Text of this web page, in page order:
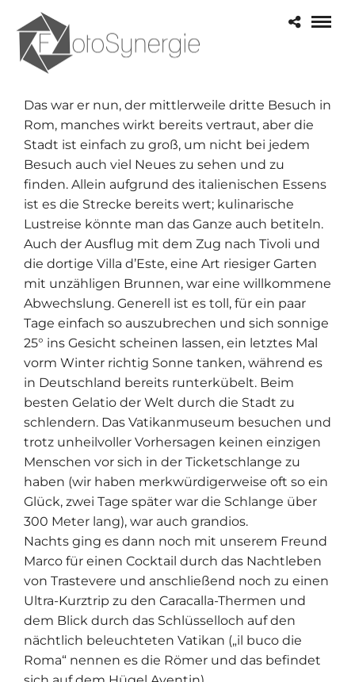
Das war er nun, der mittlerweile dritte Besuch in
Rom, manches wirkt bereits vertraut, aber die
Stadt ist einfach zu groß, um nicht bei jedem
Besuch auch viel Neues zu sehen und zu
finden. Allein aufgrund des italienischen Essens
ist es die Strecke bereits wert; kulinarische
Lustreise könnte man das Ganze auch betiteln.
Auch der Ausflug mit dem Zug nach Tivoli und
die dortige Villa d’Este, eine Art riesiger Garten
mit unzähligen Brunnen, war eine willkommene
Abwechslung. Generell ist es toll, für ein paar
Tage einfach so auszubrechen und sich sonnige
25° ins Gesicht scheinen lassen, ein letztes Mal
vorm Winter richtig Sonne tanken, während es
in Deutschland bereits runterkübelt. Beim
besten Gelatio der Welt durch die Stadt zu
schlendern. Das Vatikanmuseum besuchen und
trotz unheilvoller Vorhersagen keinen einzigen
Menschen vor sich in der Ticketschlange zu
haben (wir haben merkwürdigerweise oft so ein
Glück, zwei Tage später war die Schlange über
300 Meter lang), war auch grandios.
Nachts ging es dann noch mit unserem Freund
Marco für einen Cocktail durch das Nachtleben
von Trastevere und anschließend noch zu einen
Ultra-Kurztrip zu den Caracalla-Thermen und
dem Blick durch das Schlüsselloch auf den
nächtlich beleuchteten Vatikan („il buco die
Roma“ nennen es die Römer und das befindet